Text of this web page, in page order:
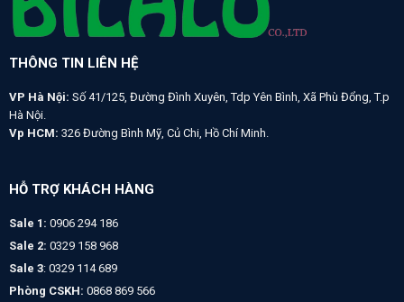
THÔNG TIN LIÊN HỆ
VP Hà Nội: Số 41/125, Đường Đình Xuyên, Tdp Yên Bình, Xã Phù Đổng, T.p
Hà Nội.
Vp HCM: 326 Đường Bình Mỹ, Củ Chi, Hồ Chí Minh.
HỖ TRỢ KHÁCH HÀNG
Sale 1: 0906 294 186
Sale 2: 0329 158 968
Sale 3: 0329 114 689
Phòng CSKH: 0868 869 566